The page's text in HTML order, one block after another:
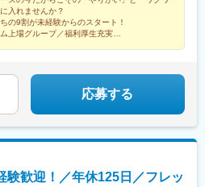
5年目）年収580万円以上（10年目）
入れませんか？
の9割が未経験からのスタート！
上場グループ／福利厚生充実
応募する
験歓迎！／年休125日／フレッ